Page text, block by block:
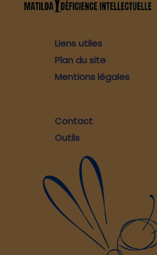
Liens utiles
Plan du site
Mentions légales
Contact
Outils